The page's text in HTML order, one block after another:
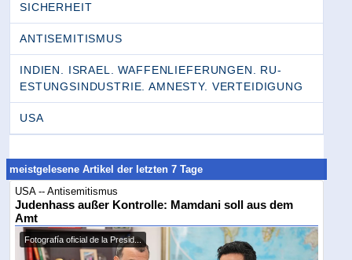
SICHERHEIT
ANTISEMITISMUS
INDIEN. ISRAEL. WAFFENLIEFERUNGEN. RU­
ESTUNGSINDUSTRIE. AMNESTY. VERTEIDIGUNG
USA
meistgelesene Artikel der letzten 7 Tage
USA -- Antisemitismus
Judenhass außer Kontrolle: Mamdani soll aus dem
Amt
Fotografía oficial de la Presid...